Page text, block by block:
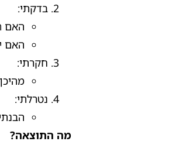
בדקתי:
האם
האם
חקרתי:
נטרלתי:
מה התוצאה?